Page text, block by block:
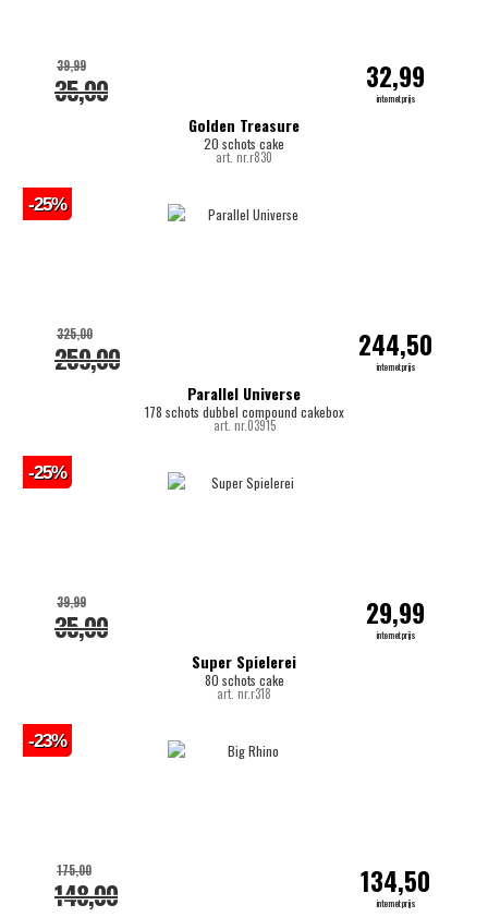
Golden Treasure
20 schots cake
art. nr.r830
35,00
39,99 32,99
internetprijs
Parallel Universe
178 schots dubbel compound cakebox
art. nr.03915
259,00
325,00 244,50
internetprijs
-25%
Super Spielerei
80 schots cake
art. nr.r318
35,00
39,99 29,99
internetprijs
-25%
148,00
175,00 134,50
internetprijs
-23%